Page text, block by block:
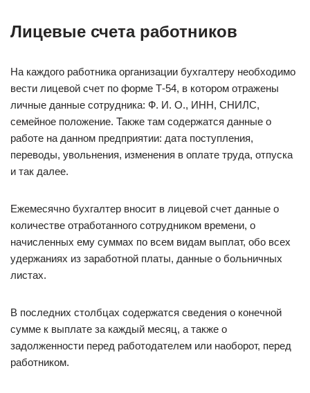
Лицевые счета работников
На каждого работника организации бухгалтеру необходимо
вести лицевой счет по форме Т-54, в котором отражены
личные данные сотрудника: Ф. И. О., ИНН, СНИЛС,
семейное положение. Также там содержатся данные о
работе на данном предприятии: дата поступления,
переводы, увольнения, изменения в оплате труда, отпуска
и так далее.
Ежемесячно бухгалтер вносит в лицевой счет данные о
количестве отработанного сотрудником времени, о
начисленных ему суммах по всем видам выплат, обо всех
удержаниях из заработной платы, данные о больничных
листах.
В последних столбцах содержатся сведения о конечной
сумме к выплате за каждый месяц, а также о
задолженности перед работодателем или наоборот, перед
работником.